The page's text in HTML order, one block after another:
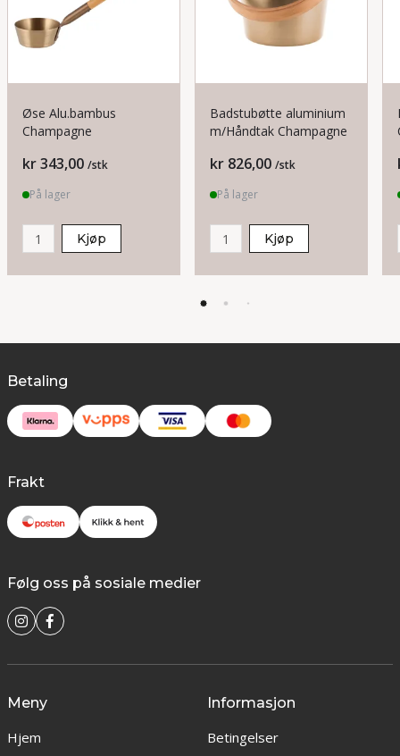
Øse Alu.bambus
Champagne
Pris
kr 343,00 /stk
På lager
Kjøp
Badstubøtte aluminium
m/Håndtak Champagne
Pris
kr 826,00 /stk
På lager
Kjøp
Betaling
Frakt
Følg oss på sosiale medier
Meny
Hjem
Informasjon
Betingelser